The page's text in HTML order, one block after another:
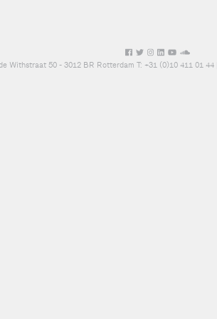
Withstraat 50 - 3012 BR Rotterdam T: +31 (0)10 411 01 44 |